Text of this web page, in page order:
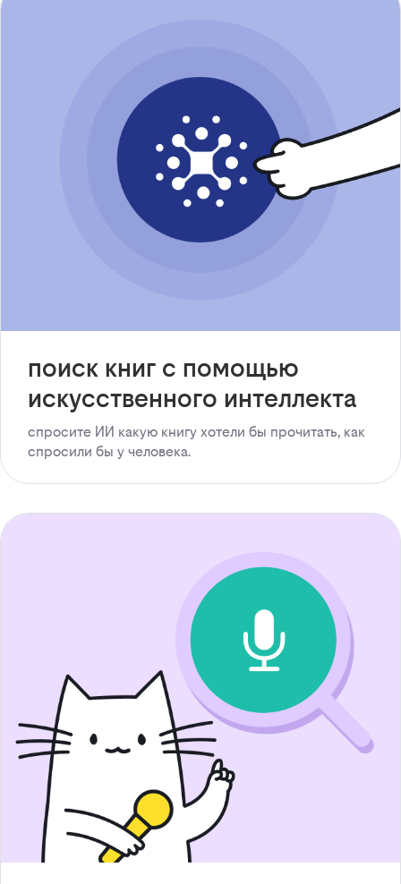
поиск книг с помощью
искусственного интеллекта
спросите ИИ какую книгу хотели бы прочитать, как
спросили бы у человека.